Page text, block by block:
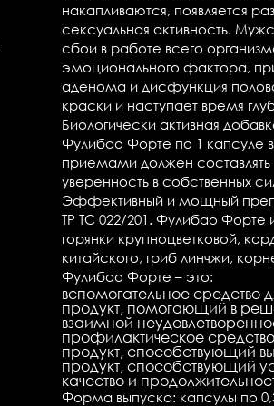
накапливаются, появляется
сексуальная активность.
сбои в работе всего
эмоционального фактора,
аденома и дисфункция
краски и наступает время
Биологически активная
Фулибао Форте по 1 капсуле
приемами должен
уверенность в собственных
Эффективный и мощный
ТР ТС 022/201. Фулибао Форте
горянки крупноцветковой,
китайского, гриб линчжи,
Фулибао Форте – это:
вспомогательное
продукт, помогающий в
взаимной
профилактическое
продукт, способствующий
продукт, способствующий
качество и
Форма выпуска: капсулы по